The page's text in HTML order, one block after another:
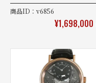
商品ID：v6856
¥1,698,000